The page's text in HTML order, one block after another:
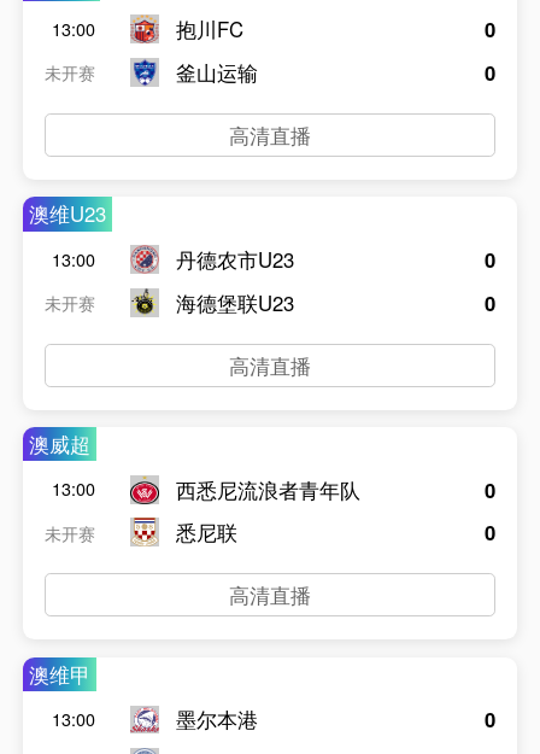
13:00
未开赛
抱川FC
釜山运输
0
0
高清直播
澳维U23
13:00
未开赛
丹德农市U23
海德堡联U23
0
0
高清直播
澳威超
13:00
未开赛
西悉尼流浪者青年队
悉尼联
0
0
高清直播
澳维甲
13:00
墨尔本港
0